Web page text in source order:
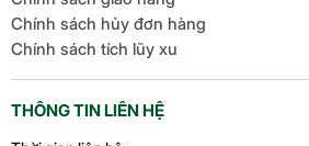
Chính sách hủy đơn hàng
Chính sách tích lũy xu
THÔNG TIN LIÊN HỆ